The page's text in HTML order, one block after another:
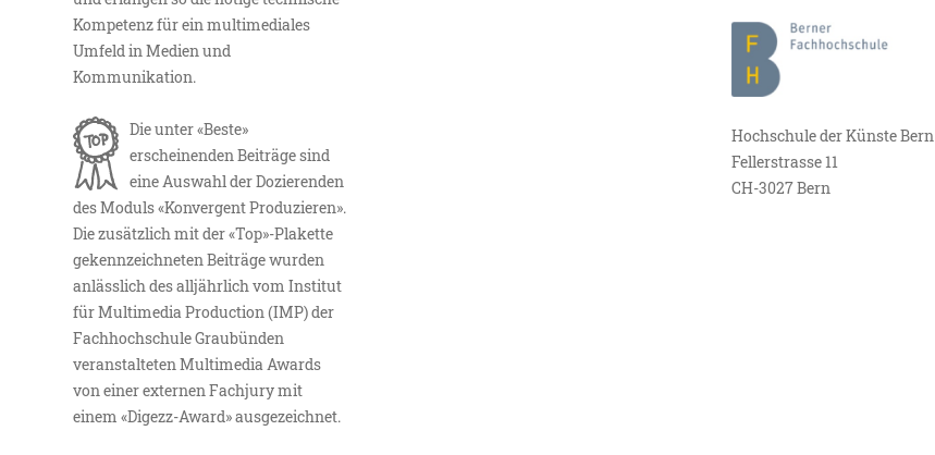
Kompetenz für ein multimediales
Umfeld in Medien und
Kommunikation.
Die unter «Beste»
erscheinenden Beiträge sind
eine Auswahl der Dozierenden
des Moduls «Konvergent Produzieren».
Die zusätzlich mit der «Top»-Plakette
gekennzeichneten Beiträge wurden
anlässlich des alljährlich vom Institut
für Multimedia Production (IMP) der
Fachhochschule Graubünden
veranstalteten Multimedia Awards
von einer externen Fachjury mit
einem «Digezz-Award» ausgezeichnet.
Hochschule der Künste Bern
Fellerstrasse 11
CH-3027 Bern